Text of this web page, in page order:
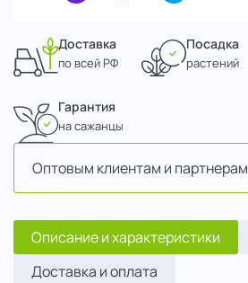
Доставка
по всей РФ
Посадка
растений
Гарантия
на сажанцы
Оптовым клиентам и партнерам
Описание и характеристики
Доставка и оплата